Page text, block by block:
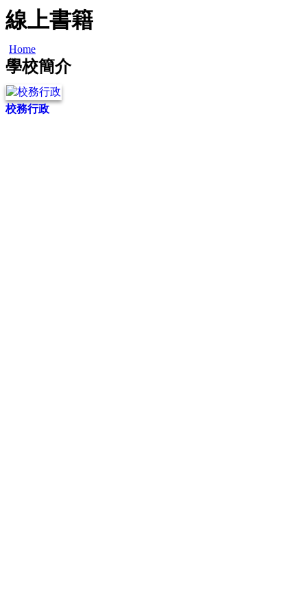
線上書籍
Home
學校簡介
校務行政